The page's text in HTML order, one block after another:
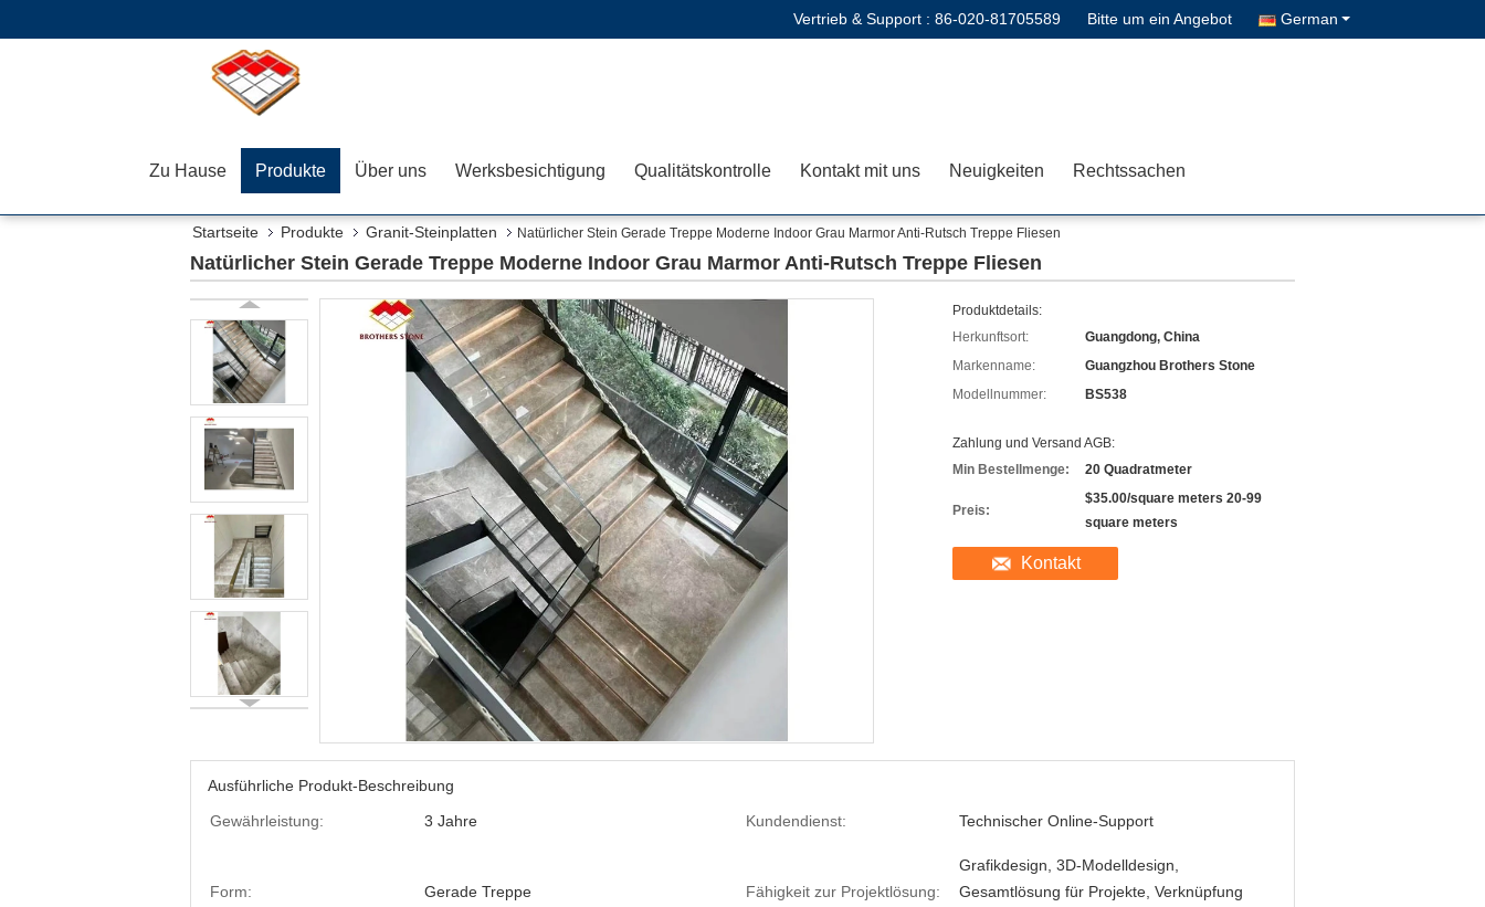
Vertrieb & Support : 86-020-81705589 Bitte um ein Angebot German
Zu Hause Produkte Über uns Werksbesichtigung Qualitätskontrolle Kontakt mit uns Neuigkeiten Rechtssachen
Startseite Produkte Granit-Steinplatten Natürlicher Stein Gerade Treppe Moderne Indoor Grau Marmor Anti-Rutsch Treppe Fliesen
Natürlicher Stein Gerade Treppe Moderne Indoor Grau Marmor Anti-Rutsch Treppe Fliesen
Produktdetails:
Herkunftsort:
Guangdong, China
Markenname:
Guangzhou Brothers Stone
Modellnummer:
BS538
Zahlung und Versand AGB:
Min Bestellmenge:
20 Quadratmeter
Preis:
$35.00/square meters 20-99
square meters
Kontakt
Ausführliche Produkt-Beschreibung
Gewährleistung:
3 Jahre Kundendienst: Technischer Online-Support
Form: Gerade Treppe Fähigkeit zur Projektlösung:
Grafikdesign, 3D-Modelldesign,
Gesamtlösung für Projekte, Verknüpfung